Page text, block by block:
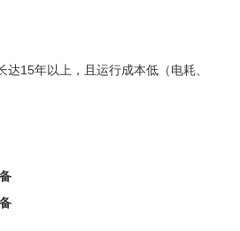
达15年以上，且运行成本低（电耗、